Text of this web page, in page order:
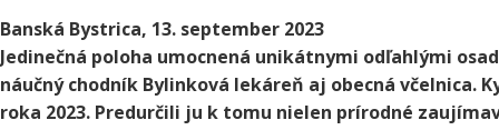
Banská Bystrica, 13. september 2023
Jedinečná poloha umocnená unikátnymi odľahlými
náučný chodník Bylinková lekáreň aj obecná včelnica.
roka 2023. Predurčili ju k tomu nielen prírodné